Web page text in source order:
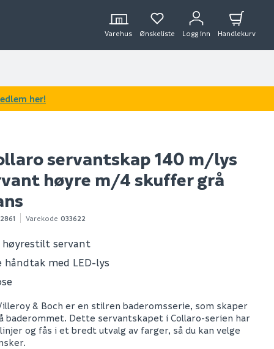
Varehus Ønskeliste Logg inn Handlekurv
140 for 2
4
eik
V&b collaro
servantskap 140 for
servant midt m/4
skuffer arizona eik
servantskap 140 m/lys
høyre m/4 skuffer grå
Varekode 033622
høyrestilt servant
med LED-lys
& Boch er en stilren baderomsserie, som skaper
baderommet. Dette servantskapet i Collaro-serien har
og fås i et bredt utvalg av farger, så du kan velge
her!